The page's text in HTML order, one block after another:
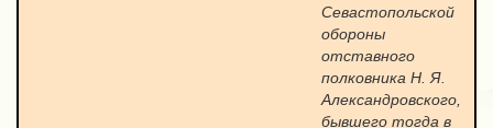
Севастопольской
обороны
отставного
полковника Н. Я.
Александровского,
бывшего тогда в